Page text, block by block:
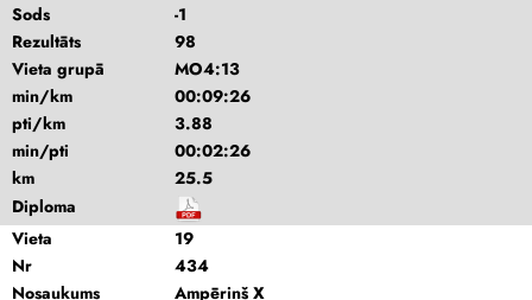
Sods
-1
Rezultāts
98
Vieta grupā
MO4:13
min/km
00:09:26
pti/km
3.88
min/pti
00:02:26
km
25.5
Diploma
Vieta
19
Nr
434
Nosaukums
Ampēriņš X